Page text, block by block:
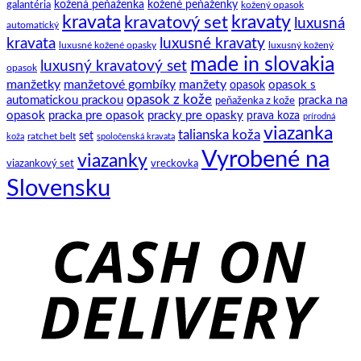
galantéria kožená peňaženka kožené peňaženky kožený opasok
automatický kravata kravatový set kravaty luxusná
kravata luxusné kožené opasky luxusné kravaty luxusný kožený
opasok luxusný kravatový set made in slovakia
manžetky manžetové gombíky manžety opasok opasok s
automatickou prackou opasok z kože peňaženka z kože pracka na
opasok pracka pre opasok pracky pre opasky prava koza prírodná
koža ratchet belt set spoločenská kravata talianska koža viazanka
viazankový set viazanky vreckovka Vyrobené na
Slovensku